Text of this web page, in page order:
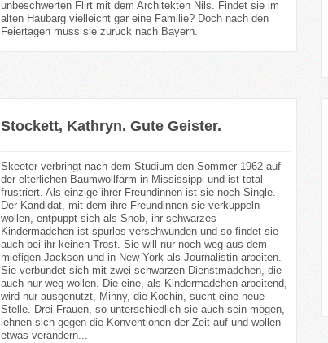
unbeschwerten Flirt mit dem Architekten Nils. Findet sie im
alten Haubarg vielleicht gar eine Familie? Doch nach den
Feiertagen muss sie zurück nach Bayern.
Stockett, Kathryn. Gute Geister.
Skeeter verbringt nach dem Studium den Sommer 1962 auf
der elterlichen Baumwollfarm in Mississippi und ist total
frustriert. Als einzige ihrer Freundinnen ist sie noch Single.
Der Kandidat, mit dem ihre Freundinnen sie verkuppeln
wollen, entpuppt sich als Snob, ihr schwarzes
Kindermädchen ist spurlos verschwunden und so findet sie
auch bei ihr keinen Trost. Sie will nur noch weg aus dem
miefigen Jackson und in New York als Journalistin arbeiten.
Sie verbündet sich mit zwei schwarzen Dienstmädchen, die
auch nur weg wollen. Die eine, als Kindermädchen arbeitend,
wird nur ausgenutzt, Minny, die Köchin, sucht eine neue
Stelle. Drei Frauen, so unterschiedlich sie auch sein mögen,
lehnen sich gegen die Konventionen der Zeit auf und wollen
etwas verändern...